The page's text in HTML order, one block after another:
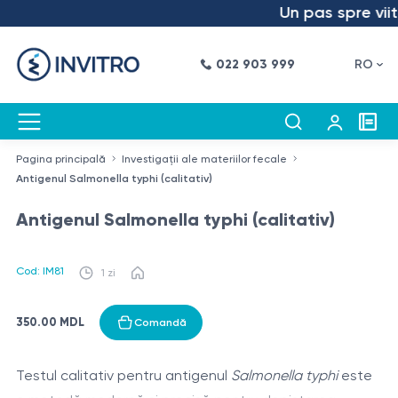
Un pas spre
022 903 999 RO
Pagina principală
Investigații ale materiilor fecale
Antigenul Salmonella typhi (calitativ)
Antigenul Salmonella typhi (calitativ)
Cod: IM81 1 zi
350.00 MDL Comandă
Testul calitativ pentru antigenul Salmonella typhieste